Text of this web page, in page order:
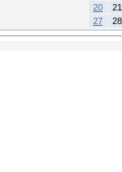
20
21
27
28